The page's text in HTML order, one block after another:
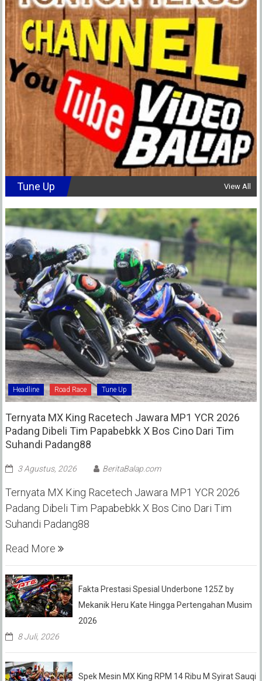
Tune Up View All
Headline Road Race Tune Up
Ternyata MX King Racetech Jawara MP1 YCR 2026
Padang Dibeli Tim Papabebkk X Bos Cino Dari Tim
Suhandi Padang88
3 Agustus, 2026 BeritaBalap.com
Ternyata MX King Racetech Jawara MP1 YCR 2026
Padang Dibeli Tim Papabebkk X Bos Cino Dari Tim
Suhandi Padang88
Read More
Fakta Prestasi Spesial Underbone 125Z by
Mekanik Heru Kate Hingga Pertengahan Musim
2026
8 Juli, 2026
Spek Mesin MX King RPM 14 Ribu M Syirat Sauqi